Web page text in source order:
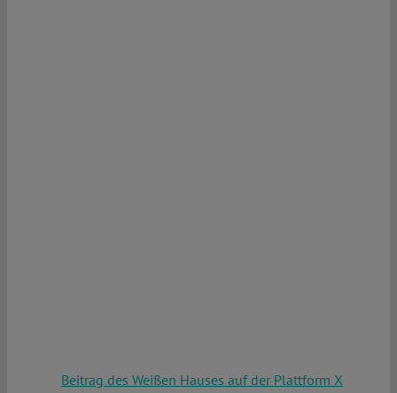
Beitrag des Weißen Hauses auf der Plattform X